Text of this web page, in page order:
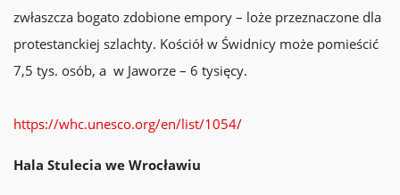
zwłaszcza bogato zdobione empory – loże przeznaczone dla
protestanckiej szlachty. Kościół w Świdnicy może pomieścić
7,5 tys. osób, a w Jaworze – 6 tysięcy.
https://whc.unesco.org/en/list/1054/
Hala Stulecia we Wrocławiu